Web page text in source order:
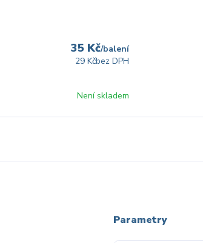
35 Kč/balení
29 Kčbez DPH
Není skladem
Parametry